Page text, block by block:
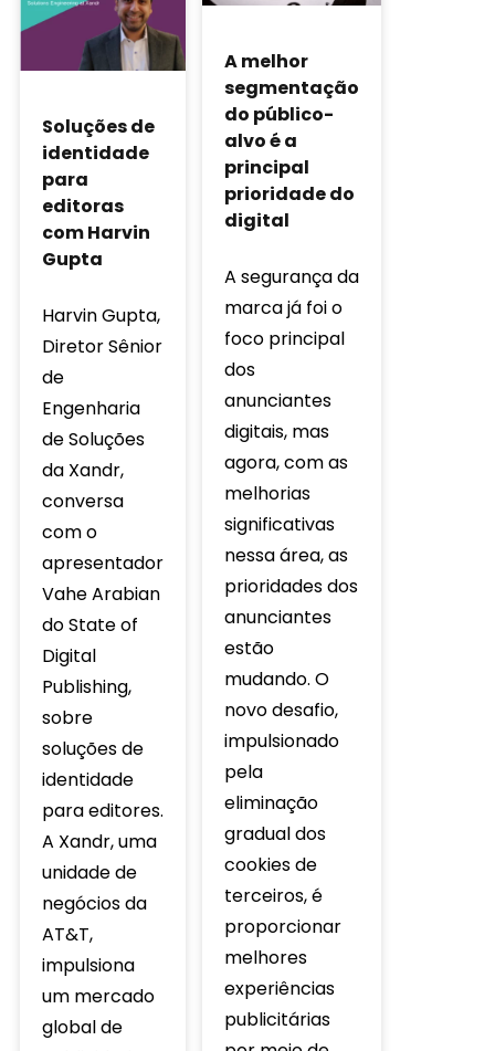
Soluções de
identidade
para
editoras
com Harvin
Gupta
Harvin Gupta,
Diretor Sênior
de
Engenharia
de Soluções
da Xandr,
conversa
com o
apresentador
Vahe Arabian
do State of
Digital
Publishing,
sobre
soluções de
identidade
para editores.
A Xandr, uma
unidade de
negócios da
AT&T,
impulsiona
um mercado
global de
A melhor
segmentação
do público-
alvo é a
principal
prioridade do
digital
A segurança da
marca já foi o
foco principal
dos
anunciantes
digitais, mas
agora, com as
melhorias
significativas
nessa área, as
prioridades dos
anunciantes
estão
mudando. O
novo desafio,
impulsionado
pela
eliminação
gradual dos
cookies de
terceiros, é
proporcionar
melhores
experiências
publicitárias